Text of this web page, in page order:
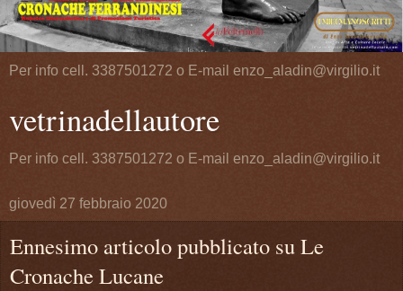
Per info cell. 3387501272 o E-mail enzo_aladin@virgilio.it
vetrinadellautore
Per info cell. 3387501272 o E-mail enzo_aladin@virgilio.it
giovedì 27 febbraio 2020
Ennesimo articolo pubblicato su Le
Cronache Lucane